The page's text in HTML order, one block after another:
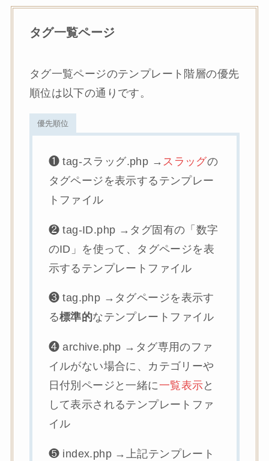
タグ一覧ページ
タグ一覧ページのテンプレート階層の優先
順位は以下の通りです。
優先順位
❶ tag-スラッグ.php → スラッグの
タグページを表示するテンプレー
トファイル
❷ tag-ID.php →タグ固有の「数字
のID」を使って、タグページを表
示するテンプレートファイル
❸ tag.php →タグページを表示す
る標準的なテンプレートファイル
❹ archive.php →タグ専用のファ
イルがない場合に、カテゴリーや
日付別ページと一緒に一覧表示と
して表示されるテンプレートファ
イル
❺ index.php →上記テンプレート